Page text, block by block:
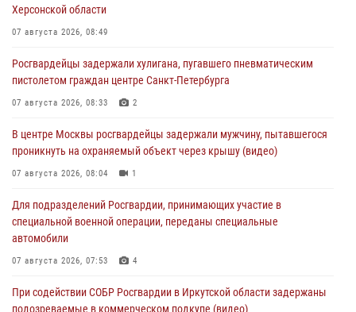
Херсонской области
07 августа 2026, 08:49
Росгвардейцы задержали хулигана, пугавшего пневматическим
пистолетом граждан центре Санкт-Петербурга
07 августа 2026, 08:33 2
В центре Москвы росгвардейцы задержали мужчину, пытавшегося
проникнуть на охраняемый объект через крышу (видео)
07 августа 2026, 08:04 1
Для подразделений Росгвардии, принимающих участие в
специальной военной операции, переданы специальные
автомобили
07 августа 2026, 07:53 4
При содействии СОБР Росгвардии в Иркутской области задержаны
подозреваемые в коммерческом подкупе (видео)